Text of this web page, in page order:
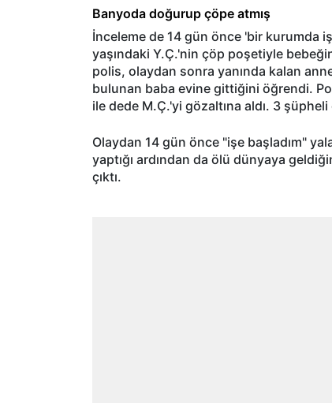
Banyoda doğurup çöpe atmış
İnceleme de 14 gün önce 'bir kurumda
yaşındaki Y.Ç.'nin çöp poşetiyle
polis, olaydan sonra yanında kalan
bulunan baba evine gittiğini öğrendi.
ile dede M.Ç.'yi gözaltına aldı. 3
Olaydan 14 gün önce "işe başladım"
yaptığı ardından da ölü dünyaya
çıktı.